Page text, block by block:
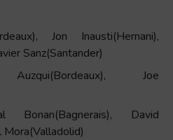
Jon Inausti(Hernani),
Sanz(Santander)
Joe
David
Mora(Valladolid)